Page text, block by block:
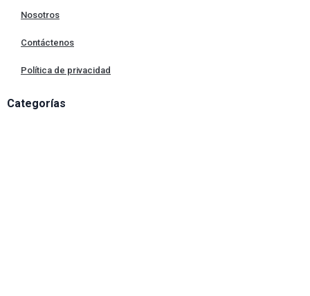
Nosotros
Contáctenos
Política de privacidad
Categorías